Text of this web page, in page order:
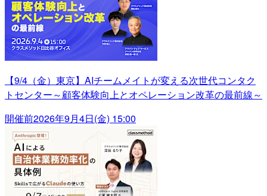
【9/4（金）東京】AIチームメイトが変える次世代コンタク
トセンター～顧客体験向上とオペレーション改革の最前線～
開催前2026年9月4日(金) 15:00